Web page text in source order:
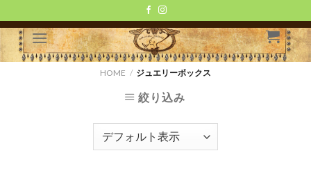
to
content
HOME / ジュエリーボックス
絞り込み